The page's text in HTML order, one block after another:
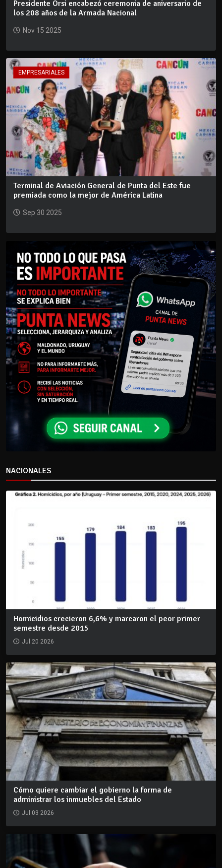
Presidente Orsi encabezó ceremonia de aniversario de
los 208 años de la Armada Nacional
Nov 15 2025
EMPRESARIALES
Terminal de Aviación General de Punta del Este fue
premiada como la mejor de América Latina
Sep 30 2025
NACIONALES
Homicidios crecieron 6,6% y marcaron el peor primer
semestre desde 2015
Jul 20 2026
Cómo quiere cambiar el gobierno la forma de
administrar los inmuebles del Estado
Jul 03 2026